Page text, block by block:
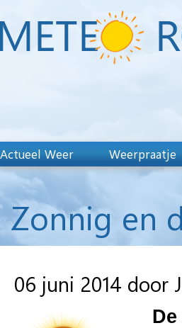
Actueel Weer Weerpraatje
Zonnig en
06 juni 2014 door